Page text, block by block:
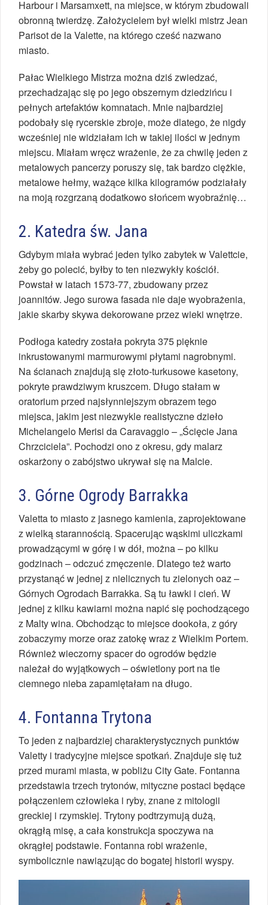
Harbour i Marsamxett, na miejsce, w którym zbudowali
obronną twierdzę. Założycielem był wielki mistrz Jean
Parisot de la Valette, na którego cześć nazwano
miasto.
Pałac Wielkiego Mistrza można dziś zwiedzać,
przechadzając się po jego obszernym dziedzińcu i
pełnych artefaktów komnatach. Mnie najbardziej
podobały się rycerskie zbroje, może dlatego, że nigdy
wcześniej nie widziałam ich w takiej ilości w jednym
miejscu. Miałam wręcz wrażenie, że za chwilę jeden z
metalowych pancerzy poruszy się, tak bardzo ciężkie,
metalowe hełmy, ważące kilka kilogramów podziałały
na moją rozgrzaną dodatkowo słońcem wyobraźnię…
2. Katedra św. Jana
Gdybym miała wybrać jeden tylko zabytek w Valettcie,
żeby go polecić, byłby to ten niezwykły kościół.
Powstał w latach 1573-77, zbudowany przez
joannitów. Jego surowa fasada nie daje wyobrażenia,
jakie skarby skywa dekorowane przez wieki wnętrze.
Podłoga katedry została pokryta 375 pięknie
inkrustowanymi marmurowymi płytami nagrobnymi.
Na ścianach znajdują się złoto-turkusowe kasetony,
pokryte prawdziwym kruszcem. Długo stałam w
oratorium przed najsłynniejszym obrazem tego
miejsca, jakim jest niezwykle realistyczne dzieło
Michelangelo Merisi da Caravaggio – „Ścięcie Jana
Chrzciciela”. Pochodzi ono z okresu, gdy malarz
oskarżony o zabójstwo ukrywał się na Malcie.
3. Górne Ogrody Barrakka
Valetta to miasto z jasnego kamienia, zaprojektowane
z wielką starannością. Spacerując wąskimi uliczkami
prowadzącymi w górę i w dół, można – po kilku
godzinach – odczuć zmęczenie. Dlatego też warto
przystanąć w jednej z nielicznych tu zielonych oaz –
Górnych Ogrodach Barrakka. Są tu ławki i cień. W
jednej z kilku kawiarni można napić się pochodzącego
z Malty wina. Obchodząc to miejsce dookoła, z góry
zobaczymy morze oraz zatokę wraz z Wielkim Portem.
Również wieczorny spacer do ogrodów będzie
należał do wyjątkowych – oświetlony port na tle
ciemnego nieba zapamiętałam na długo.
4. Fontanna Trytona
To jeden z najbardziej charakterystycznych punktów
Valetty i tradycyjne miejsce spotkań. Znajduje się tuż
przed murami miasta, w pobliżu City Gate. Fontanna
przedstawia trzech trytonów, mityczne postaci będące
połączeniem człowieka i ryby, znane z mitologii
greckiej i rzymskiej. Trytony podtrzymują dużą,
okrągłą misę, a cała konstrukcja spoczywa na
okrągłej podstawie. Fontanna robi wrażenie,
symbolicznie nawiązując do bogatej historii wyspy.